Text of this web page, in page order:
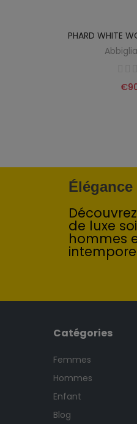
PHARD WHITE
de luxe
hommes
Catégories
Femmes
Hommes
Enfant
Blog